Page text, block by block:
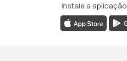
Instale a aplicação